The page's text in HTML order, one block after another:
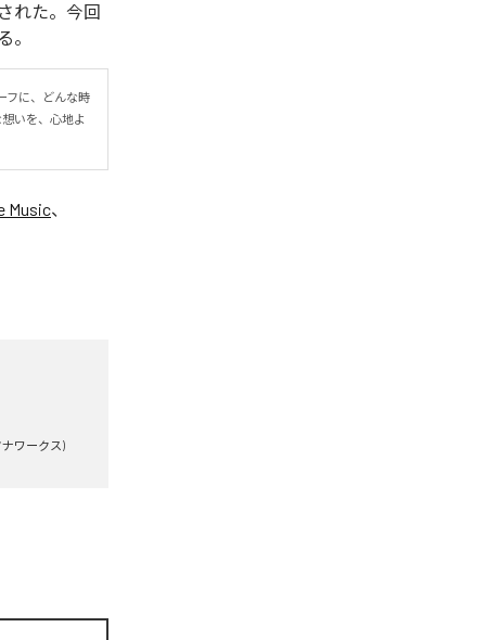
れた。今回
。
フに、どんな時
いを、心地よ
Music、
ナワークス)